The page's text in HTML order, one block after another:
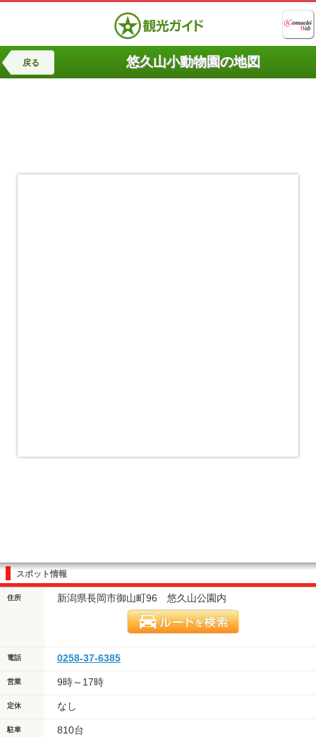
戻る 悠久山小動物園の地図
スポット情報
住所 新潟県長岡市御山町96 悠久山公園内
電話 0258-37-6385
営業 9時～17時
定休 なし
駐車 810台